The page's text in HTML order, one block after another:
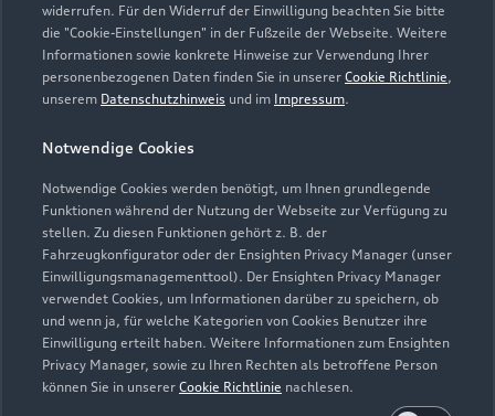
widerrufen. Für den Widerruf der Einwilligung beachten Sie bitte
die "Cookie-Einstellungen" in der Fußzeile der Webseite. Weitere
Informationen sowie konkrete Hinweise zur Verwendung Ihrer
personenbezogenen Daten finden Sie in unserer Cookie Richtlinie,
unserem Datenschutzhinweis und im Impressum.
Notwendige Cookies
Notwendige Cookies werden benötigt, um Ihnen grundlegende
Funktionen während der Nutzung der Webseite zur Verfügung zu
stellen. Zu diesen Funktionen gehört z. B. der
Fahrzeugkonfigurator oder der Ensighten Privacy Manager (unser
Einwilligungsmanagementtool). Der Ensighten Privacy Manager
verwendet Cookies, um Informationen darüber zu speichern, ob
und wenn ja, für welche Kategorien von Cookies Benutzer ihre
Einwilligung erteilt haben. Weitere Informationen zum Ensighten
Privacy Manager, sowie zu Ihren Rechten als betroffene Person
können Sie in unserer Cookie Richtlinie nachlesen.
Service
Geschlossen,öffnet amMontag 07:00
Teile- & Zubehörverkauf
Geschlossen,öffnet am Montag 07:00
Zurück nach oben
Modelle